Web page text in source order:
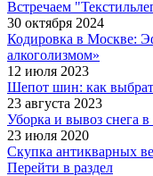
Встречаем
30 октября 2024
Кодировка в Москве:
алкоголизмом»
12 июля 2023
Шепот шин: как
23 августа 2023
Уборка и вывоз снега
23 июля 2020
Скупка антикварных
Перейти в раздел